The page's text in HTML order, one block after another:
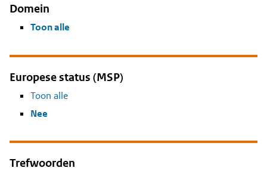
Domein
Toon alle
Europese status (MSP)
Toon alle
Nee
Trefwoorden